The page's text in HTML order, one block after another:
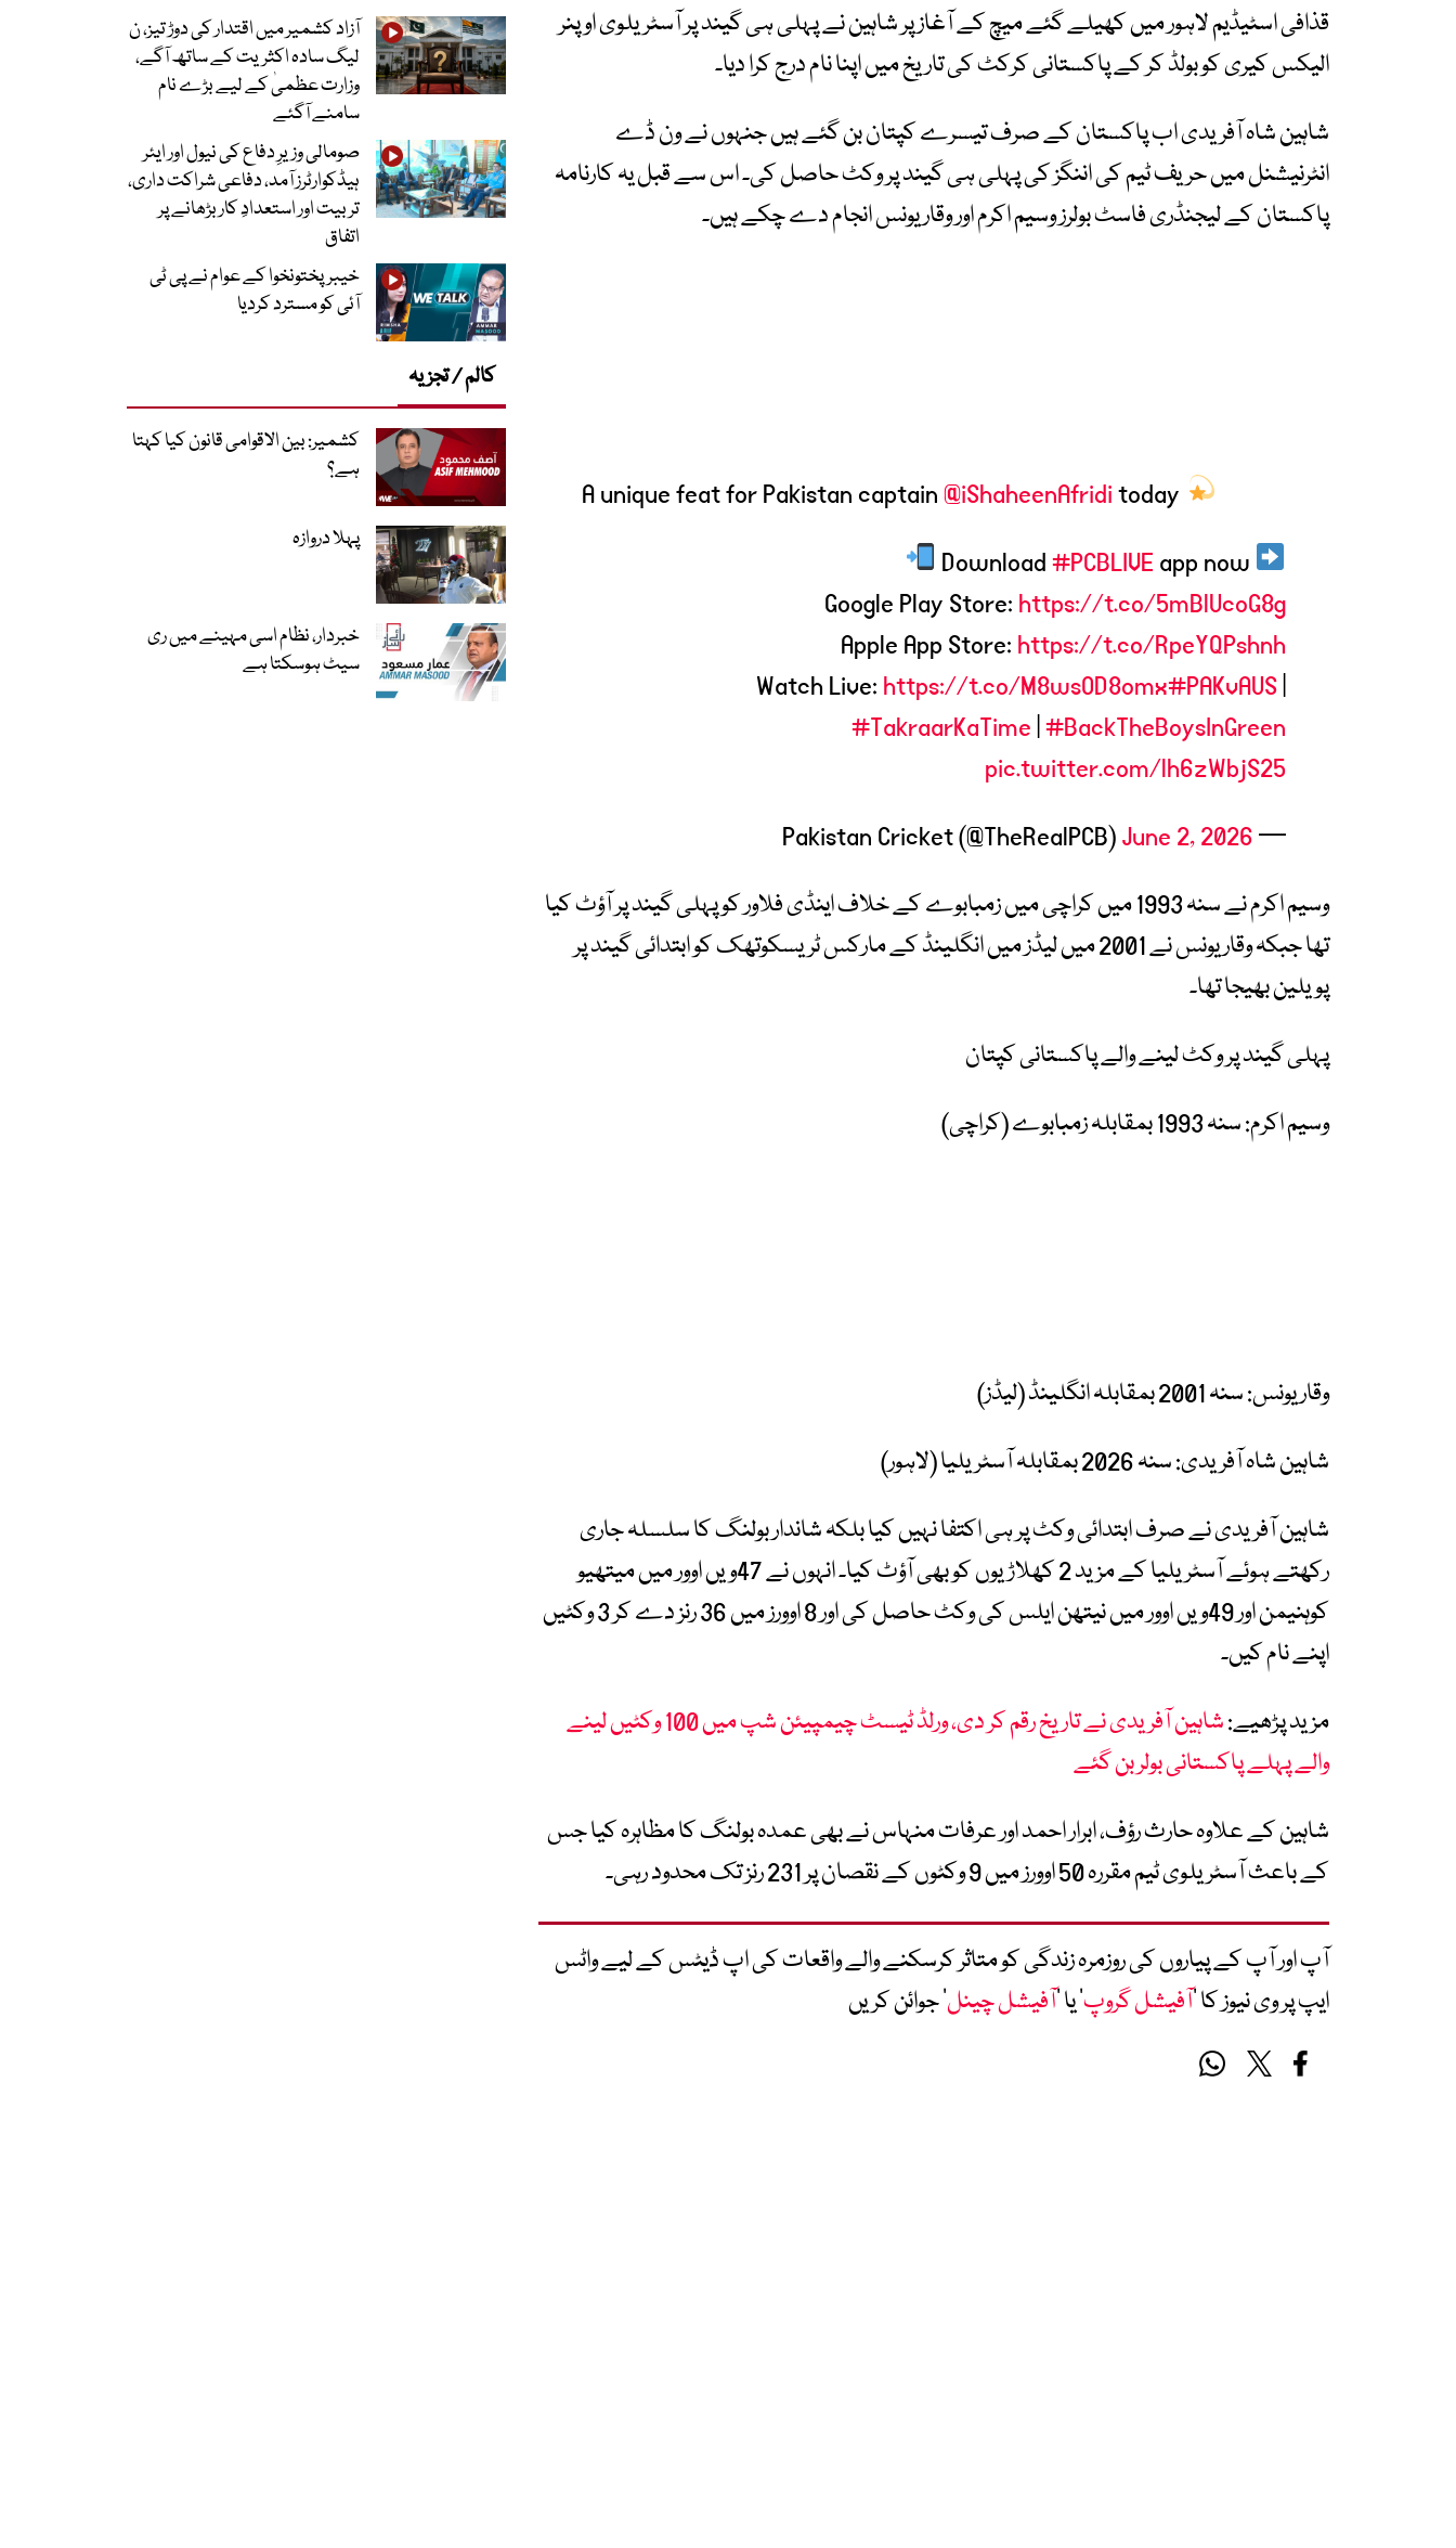
قذافی اسٹیڈیم لاہور میں کھیلے گئے میچ کے آغاز پر شاہین نے پہلی ہی گیند پر آسٹریلوی اوپنر
الیکس کیری کو بولڈ کر کے پاکستانی کرکٹ کی تاریخ میں اپنا نام درج کرا دیا۔
شاہین شاہ آفریدی اب پاکستان کے صرف تیسرے کپتان بن گئے ہیں جنہوں نے ون ڈے
انٹرنیشنل میں حریف ٹیم کی اننگز کی پہلی ہی گیند پر وکٹ حاصل کی۔ اس سے قبل یہ کارنامہ
پاکستان کے لیجنڈری فاسٹ بولرز وسیم اکرم اور وقار یونس انجام دے چکے ہیں۔
A unique feat for Pakistan captain@iShaheenAfriditoday
#PCBLIVE app now
Google Play Store: https://t.co/5mBlUcoG8g
Apple App Store: https://t.co/RpeYQPshnh
Watch Live: https://t.co/M8wsOD8omx#PAKvAUS
#TakraarKaTime #BackTheBoysInGreen
pic.twitter.com/lh6zWbjS25
— Pakistan Cricket (@TheRealPCB)
June 2, 2026
وسیم اکرم نے سنہ 1993 میں کراچی میں زمبابوے کے خلاف اینڈی فلاور کو پہلی گیند پر آؤٹ کیا
تھا جبکہ وقار یونس نے 2001 میں لیڈز میں انگلینڈ کے مارکس ٹریسکوتھک کو ابتدائی گیند پر
پویلین بھیجا تھا۔
پہلی گیند پر وکٹ لینے والے پاکستانی کپتان
وسیم اکرم: سنہ 1993 بمقابلہ زمبابوے (کراچی)
وقار یونس: سنہ 2001 بمقابلہ انگلینڈ (لیڈز)
شاہین شاہ آفریدی: سنہ 2026 بمقابلہ آسٹریلیا (لاہور)
شاہین آفریدی نے صرف ابتدائی وکٹ پر ہی اکتفا نہیں کیا بلکہ شاندار بولنگ کا سلسلہ جاری
رکھتے ہوئے آسٹریلیا کے مزید 2 کھلاڑیوں کو بھی آؤٹ کیا۔ انہوں نے 47ویں اوور میں میتھیو
کوہنیمن اور 49ویں اوور میں نیتھن ایلس کی وکٹ حاصل کی اور 8 اوورز میں 36 رنز دے کر 3 وکٹیں
اپنے نام کیں۔
مزید پڑھیے:
شاہین آفریدی نے تاریخ رقم کر دی، ورلڈ ٹیسٹ چیمپیئن شپ میں 100 وکٹیں لینے
والے پہلے پاکستانی بولر بن گئے
شاہین کے علاوہ حارث رؤف، ابرار احمد اور عرفات منہاس نے بھی عمدہ بولنگ کا مظاہرہ کیا جس
کے باعث آسٹریلوی ٹیم مقررہ 50 اوورز میں 9 وکٹوں کے نقصان پر 231 رنز تک محدود رہی۔
آپ اور آپ کے پیاروں کی روزمرہ زندگی کو متاثر کرسکنے والے واقعات کی اپ ڈیٹس کے لیے واٹس
ایپ پر وی نیوز کا ’آفیشل گروپ‘ یا ’آفیشل چینل‘ جوائن کریں
آزاد کشمیر میں اقتدار کی دوڑ تیز، ن
لیگ سادہ اکثریت کے ساتھ آگے،
وزارت عظمیٰ کے لیے بڑے نام
سامنے آگئے
صومالی وزیرِ دفاع کی نیول اور ایئر
ہیڈکوارٹرز آمد، دفاعی شراکت داری،
تربیت اور استعدادِ کار بڑھانے پر
اتفاق
خیبرپختونخوا کے عوام نے پی ٹی
آئی کو مسترد کردیا
کالم / تجزیہ
کشمیر: بین الاقوامی قانون کیا کہتا
ہے؟
پہلا دروازہ
خبردار، نظام اسی مہینے میں ری
سیٹ ہوسکتا ہے